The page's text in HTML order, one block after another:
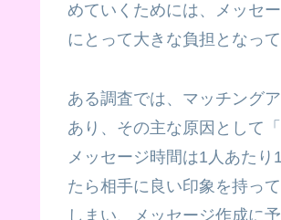
めていくためには、メッセ
にとって大きな負担となっ
ある調査では、マッチング
あり、その主な原因として
メッセージ時間は1人あた
たら相手に良い印象を持っ
しまい、メッセージ作成に